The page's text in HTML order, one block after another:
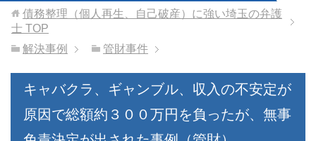
債務整理（個人再生、自己破産）に強い埼玉の弁護
士 TOP
解決事例
管財事件
キャバクラ、ギャンブル、収入の不安定が
原因で総額約３００万円を負ったが、無事